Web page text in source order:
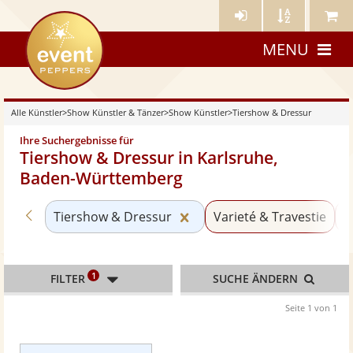
Künstler- Künstler Meine
eventpeppers
MENU
Alle Künstler>Show Künstler & Tänzer>Show Künstler>Tiershow & Dressur
Ihre Suchergebnisse für
Tiershow & Dressur in Karlsruhe,
Baden-Württemberg
Zurück zu «Show Künstler»
Tiershow & Dressur Kategorie «Tiershow &
Varieté & Travestie
FILTER 1 SUCHE ÄNDERN
Seite 1 von 1